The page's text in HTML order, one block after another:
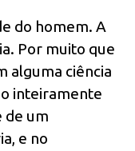
do homem. A
Por muito que
alguma ciência
inteiramente
de um
e no